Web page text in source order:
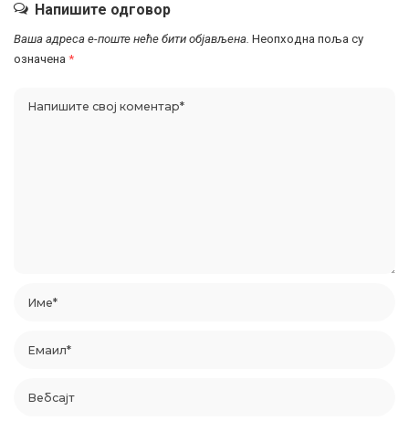
Напишите одговор
Ваша адреса е-поште неће бити објављена. Неопходна поља су
означена *